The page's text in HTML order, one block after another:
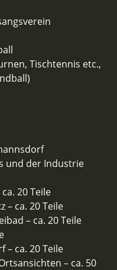
Tischtennis etc.,
und der Industrie
20 Teile
– ca. 20 Teile
– ca. 20 Teile
– ca. 20 Teile
– ca. 50